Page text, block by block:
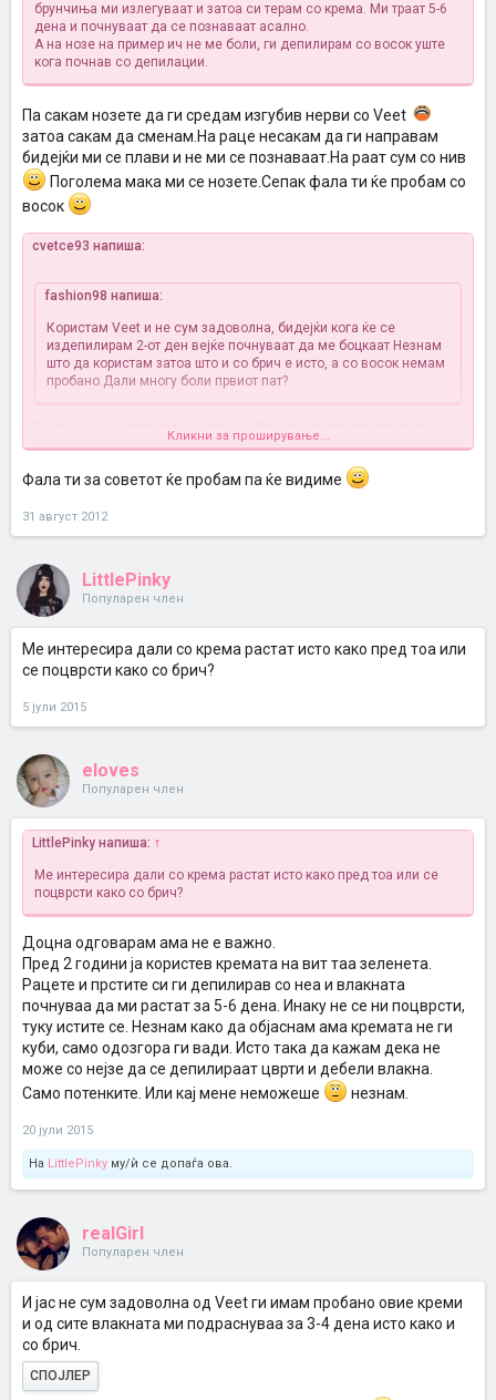
брунчиња ми излегуваат и затоа си терам со крема. Ми траат 5-6
дена и почнуваат да се познаваат асално.
А на нозе на пример ич не ме боли, ги депилирам со восок уште
кога почнав со депилации.
Па сакам нозете да ги средам изгубив нерви со Veet
затоа сакам да сменам.На раце несакам да ги направам
бидејќи ми се плави и не ми се познаваат.На раат сум со нив
Поголема мака ми се нозете.Сепак фала ти ќе пробам со
восок
cvetce93 напиша:
fashion98 напиша:
Користам Veet и не сум задоволна, бидејќи кога ќе се
издепилирам 2-от ден вејќе почнуваат да ме боцкаат Незнам
што да користам затоа што и со брич е исто, а со восок немам
пробано.Дали многу боли првиот пат?
Бидејќи си се правела со крема и брич може првиот пат да те
боли малце, но не е страшно.. После тоа ќе ти станат помеки и
поретки така да подобро побрзо одлучи се на тој чекор или пак
пробај со депилаторче, јас во последно време со тоа си ги
Да не бидам оф, ако некогаш залутам по крема, обично ми трае
само еднаш да се направам на нозете и еднаш на рацете и
Кликни за проширување...
Фала ти за советот ќе пробам па ќе видиме
31 август 2012
LittlePinky
Популарен член
Ме интересира дали со крема растат исто како пред тоа или
се поцврсти како со брич?
5 јули 2015
eloves
Популарен член
LittlePinky напиша: ↑
Ме интересира дали со крема растат исто како пред тоа или се
поцврсти како со брич?
Доцна одговарам ама не е важно.
Пред 2 години ја користев кремата на вит таа зеленета.
Рацете и прстите си ги депилирав со неа и влакната
почнуваа да ми растат за 5-6 дена. Инаку не се ни поцврсти,
туку истите се. Незнам како да објаснам ама кремата не ги
куби, само одозгора ги вади. Исто така да кажам дека не
може со нејзе да се депилираат цврти и дебели влакна.
Само потенките. Или кај мене неможеше
незнам.
20 јули 2015
На LittlePinky му/ѝ се допаѓа ова.
realGirl
Популарен член
И јас не сум задоволна од Veet ги имам пробано овие креми
и од сите влакната ми подраснуваа за 3-4 дена исто како и
со брич.
СПОЈЛЕР